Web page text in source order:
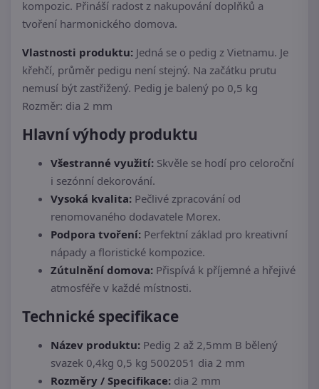
kompozic. Přináší radost z nakupování doplňků a
tvoření harmonického domova.
Vlastnosti produktu: Jedná se o pedig z Vietnamu. Je
křehčí, průměr pedigu není stejný. Na začátku prutu
nemusí být zastřižený. Pedig je balený po 0,5 kg
Rozměr: dia 2 mm
Hlavní výhody produktu
Všestranné využití: Skvěle se hodí pro celoroční
i sezónní dekorování.
Vysoká kvalita: Pečlivé zpracování od
renomovaného dodavatele Morex.
Podpora tvoření: Perfektní základ pro kreativní
nápady a floristické kompozice.
Zútulnění domova: Přispívá k příjemné a hřejivé
atmosféře v každé místnosti.
Technické specifikace
Název produktu: Pedig 2 až 2,5mm B bělený
svazek 0,4kg 0,5 kg 5002051 dia 2 mm
Rozměry / Specifikace: dia 2 mm